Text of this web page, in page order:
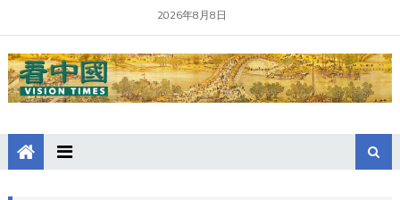
2026年8月8日